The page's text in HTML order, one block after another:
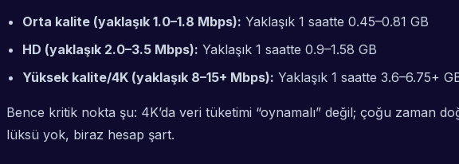
Orta kalite (yaklaşık 1.0–1.8 Mbps): Yaklaşık 1 saatte 0.45–0.81 GB
HD (yaklaşık 2.0–3.5 Mbps): Yaklaşık 1 saatte 0.9–1.58 GB
Yüksek kalite/4K (yaklaşık 8–15+ Mbps): Yaklaşık 1 saatte 3.6–6.75+
Bence kritik nokta şu: 4K’da veri tüketimi “oynamalı” değil; çoğu zaman
lüksü yok, biraz hesap şart.